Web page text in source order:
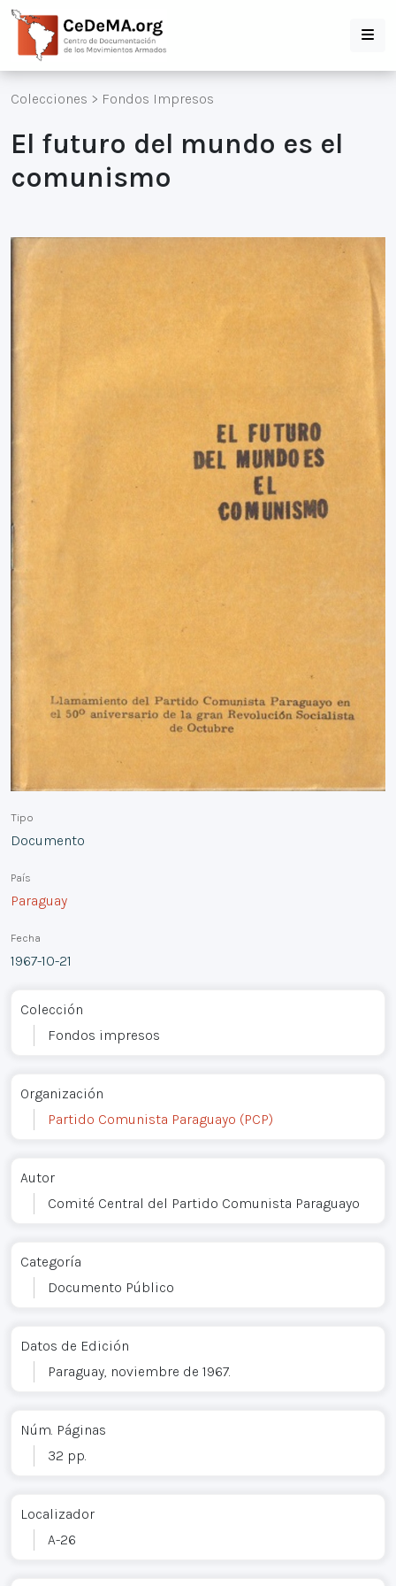
Colecciones > Fondos Impresos
El futuro del mundo es el
comunismo
Tipo
Documento
País
Paraguay
Fecha
1967-10-21
Colección
Fondos impresos
Organización
Partido Comunista Paraguayo (PCP)
Autor
Comité Central del Partido Comunista Paraguayo
Categoría
Documento Público
Datos de Edición
Paraguay, noviembre de 1967.
Núm. Páginas
32 pp.
Localizador
A-26